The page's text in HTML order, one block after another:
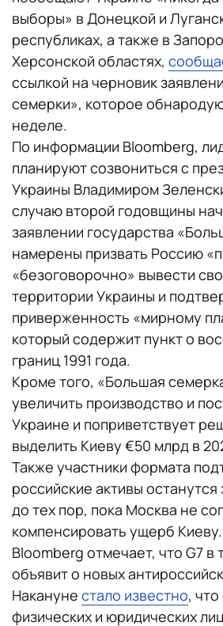
выборы» в Донецкой и
республиках, а также в
Херсонской областях,
ссылкой на черновик
семерки», которое
неделе.
По информации Bloomberg,
планируют созвониться с
Украины Владимиром
случаю второй годовщины
заявлении государства
намерены призвать Россию
«безоговорочно» вывести
территории Украины и
приверженность «мирному
который содержит пункт о
границ 1991 года.
Кроме того, «Большая
увеличить производство и
Украине и поприветствует
выделить Киеву €50 млрд в
Также участники формата
российские активы
до тех пор, пока Москва не
компенсировать ущерб Киеву.
Bloomberg отмечает, что G7 в
объявит о новых
Накануне стало известно,
физических и юридических